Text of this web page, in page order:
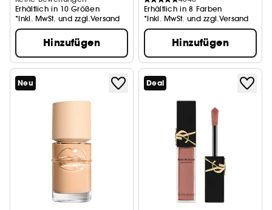
Erhältlich in 10 Größen
*Inkl. MwSt. und zzgl.Versand
Hinzufügen
Erhältlich in 8 Farben
*Inkl. MwSt. und zzgl.Versand
Hinzufügen
Neu Deal